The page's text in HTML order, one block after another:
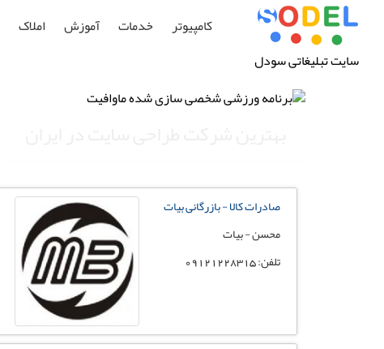
سایت تبلیغاتی سودل
کامپیوتر خدمات آموزش املاک
صادرات کالا - بازرگانی بیات
محسن - بیات
تلفن: 09121228315